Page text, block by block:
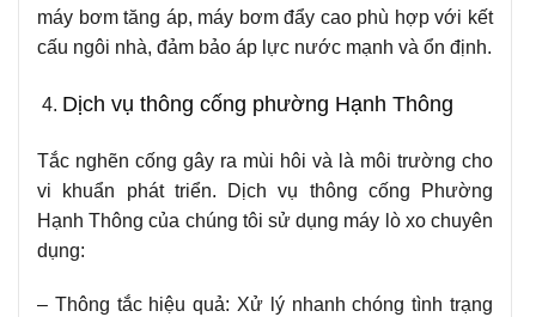
máy bơm tăng áp, máy bơm đẩy cao phù hợp với kết
cấu ngôi nhà, đảm bảo áp lực nước mạnh và ổn định.
Dịch vụ thông cống phường Hạnh Thông
Tắc nghẽn cống gây ra mùi hôi và là môi trường cho
vi khuẩn phát triển. Dịch vụ thông cống Phường
Hạnh Thông của chúng tôi sử dụng máy lò xo chuyên
dụng:
– Thông tắc hiệu quả: Xử lý nhanh chóng tình trạng